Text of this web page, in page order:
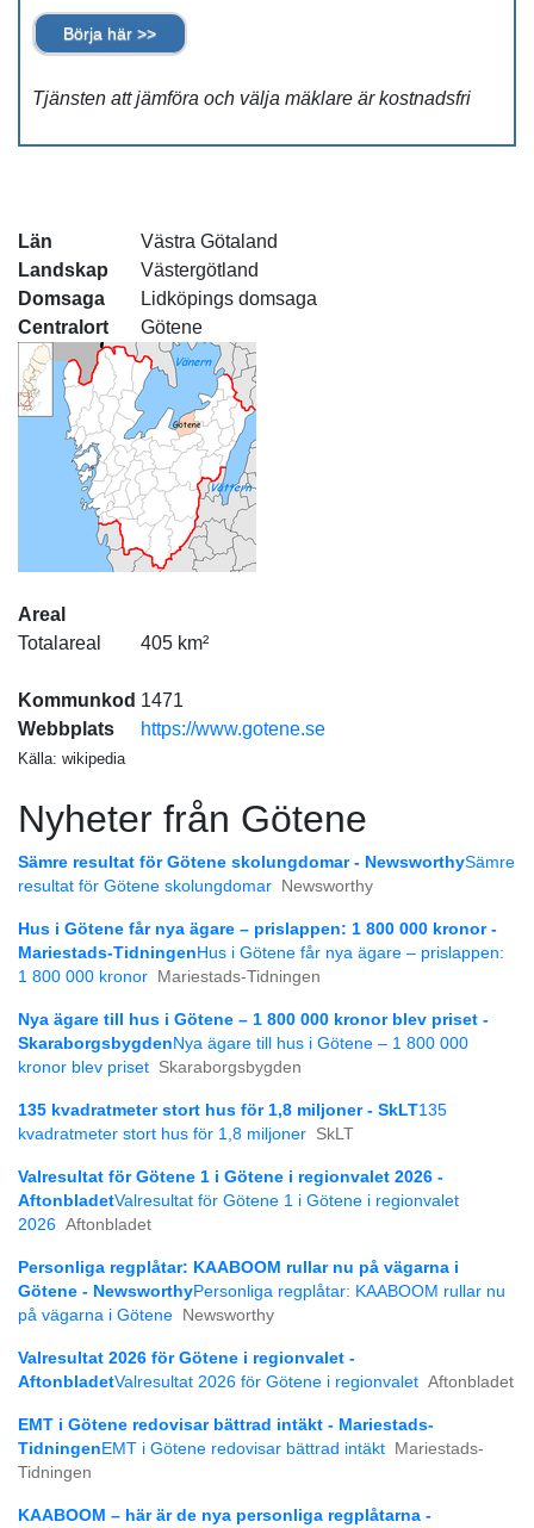
Börja här >>
Tjänsten att jämföra och välja mäklare är kostnadsfri
Län
Västra Götaland
Landskap
Västergötland
Domsaga
Lidköpings domsaga
Centralort
Götene
Areal
Totalareal
405 km²
Kommunkod 1471
Webbplats
https://www.gotene.se
Källa: wikipedia
Nyheter från Götene
Sämre resultat för Götene skolungdomar - NewsworthySämre
resultat för Götene skolungdomar
Newsworthy
Hus i Götene får nya ägare – prislappen: 1 800 000 kronor -
Mariestads-Tidningen Hus i Götene får nya ägare – prislappen:
1 800 000 kronor
Mariestads-Tidningen
Nya ägare till hus i Götene – 1 800 000 kronor blev priset -
Skaraborgsbygden Nya ägare till hus i Götene – 1 800 000
kronor blev priset Skaraborgsbygden
135 kvadratmeter stort hus för 1,8 miljoner - SkLT135
kvadratmeter stort hus för 1,8 miljoner SkLT
Valresultat för Götene 1 i Götene i regionvalet 2026 -
AftonbladetValresultat för Götene 1 i Götene i regionvalet
2026 Aftonbladet
Personliga regplåtar: KAABOOM rullar nu på vägarna i
Götene - NewsworthyPersonliga regplåtar: KAABOOM rullar nu
på vägarna i Götene
Newsworthy
Valresultat 2026 för Götene i regionvalet -
AftonbladetValresultat 2026 för Götene i regionvalet Aftonbladet
EMT i Götene redovisar bättrad intäkt - Mariestads-
Tidningen EMT i Götene redovisar bättrad intäkt
Mariestads-
Tidningen
KAABOOM – här är de nya personliga regplåtarna -